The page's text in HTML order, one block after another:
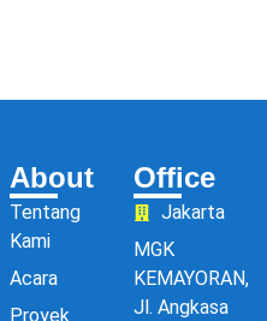
About
Tentang
Kami
Acara
Proyek
Office
Jakarta
MGK
KEMAYORAN,
Jl. Angkasa